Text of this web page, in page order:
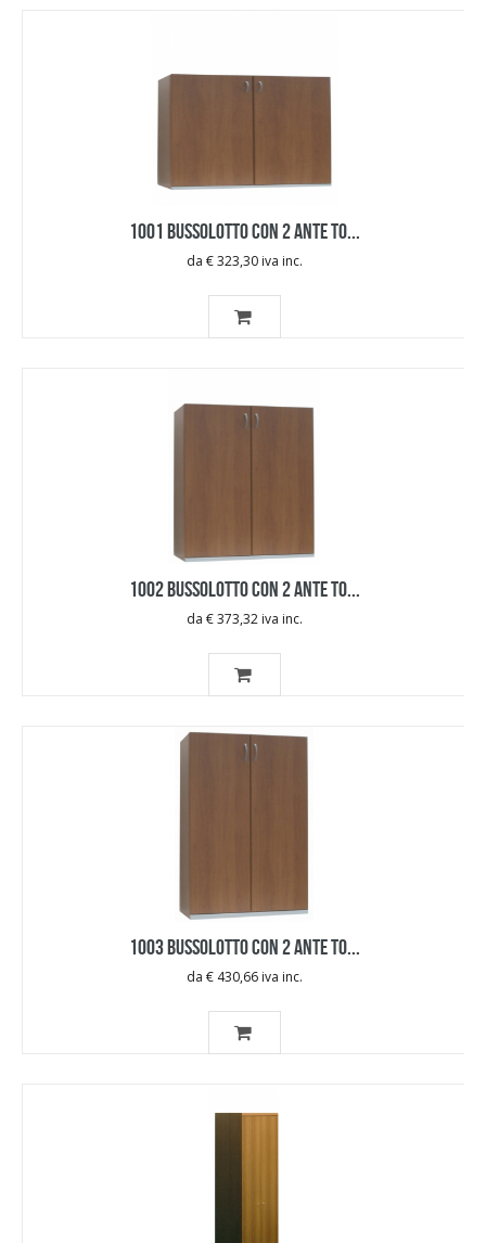
1001 BUSSOLOTTO CON 2 ANTE TO...
da € 323,30 iva inc.
1002 BUSSOLOTTO CON 2 ANTE TO...
da € 373,32 iva inc.
1003 BUSSOLOTTO CON 2 ANTE TO...
da € 430,66 iva inc.